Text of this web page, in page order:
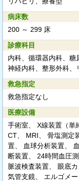
病床数
200 ～ 299 床
診療科目
内科、循環器内科、糖
神経内科、整形外科、
救急指定
救急指定なし
医療設備
手術室、 X線装置（単
CT、 MRI、 骨塩測定
置、 血球分析装置、
断装置、 24時間血圧
脈波検査装置、 眼底
気管支鏡、 エルゴメ